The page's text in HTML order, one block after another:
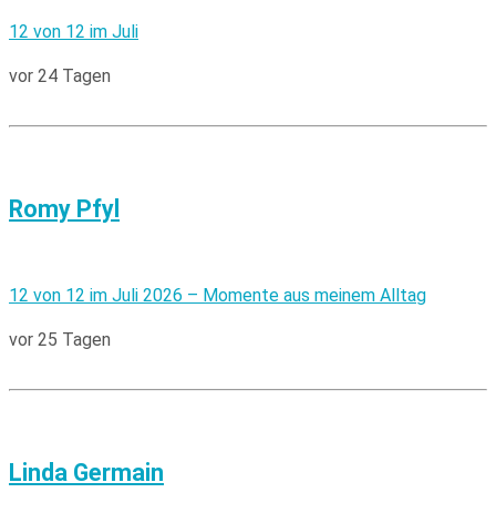
12 von 12 im Juli
vor 24 Tagen
Romy Pfyl
12 von 12 im Juli 2026 – Momente aus meinem Alltag
vor 25 Tagen
Linda Germain